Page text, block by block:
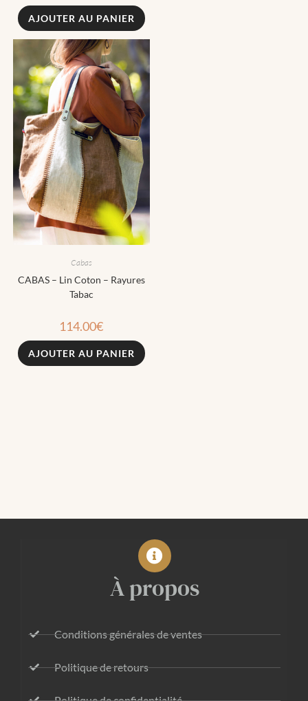
AJOUTER AU PANIER
Cabas
CABAS – Lin Coton – Rayures
Tabac
114.00€
AJOUTER AU PANIER
À propos
Conditions générales de ventes
Politique de retours